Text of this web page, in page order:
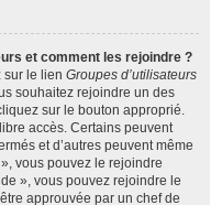
et comment les rejoindre ?
sur le lien Groupes d’utilisateurs
souhaitez rejoindre un des
sur le bouton approprié.
accès. Certains peuvent
et d’autres peuvent même
vous pouvez le rejoindre
», vous pouvez rejoindre le
approuvée par un chef de